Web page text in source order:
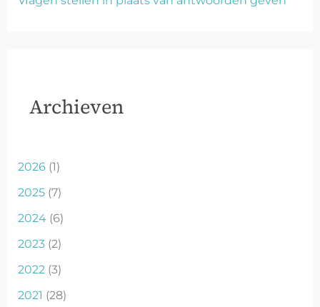
Archieven
2026(1)
2025(7)
2024(6)
2023(2)
2022(3)
2021 (28)